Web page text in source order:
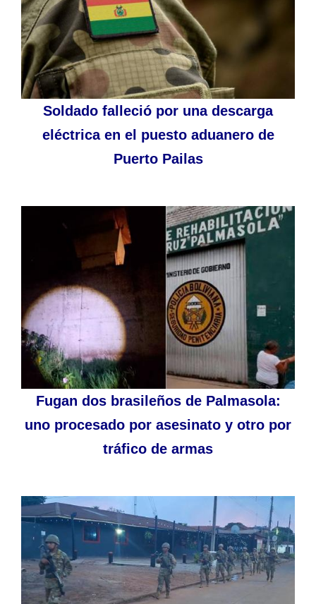
Soldado falleció por una descarga
eléctrica en el puesto aduanero de
Puerto Pailas
Fugan dos brasileños de Palmasola:
uno procesado por asesinato y otro por
tráfico de armas